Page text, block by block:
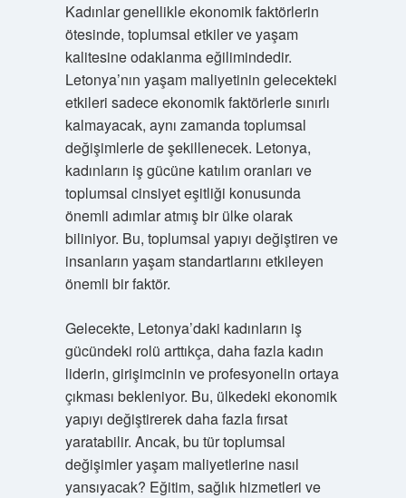
Kadınlar genellikle ekonomik faktörlerin
ötesinde, toplumsal etkiler ve yaşam
kalitesine odaklanma eğilimindedir.
Letonya’nın yaşam maliyetinin gelecekteki
etkileri sadece ekonomik faktörlerle sınırlı
kalmayacak, aynı zamanda toplumsal
değişimlerle de şekillenecek. Letonya,
kadınların iş gücüne katılım oranları ve
toplumsal cinsiyet eşitliği konusunda
önemli adımlar atmış bir ülke olarak
biliniyor. Bu, toplumsal yapıyı değiştiren ve
insanların yaşam standartlarını etkileyen
önemli bir faktör.
Gelecekte, Letonya’daki kadınların iş
gücündeki rolü arttıkça, daha fazla kadın
liderin, girişimcinin ve profesyonelin ortaya
çıkması bekleniyor. Bu, ülkedeki ekonomik
yapıyı değiştirerek daha fazla fırsat
yaratabilir. Ancak, bu tür toplumsal
değişimler yaşam maliyetlerine nasıl
yansıyacak? Eğitim, sağlık hizmetleri ve